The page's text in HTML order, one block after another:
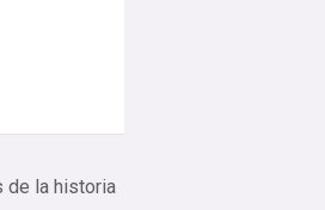
de la historia